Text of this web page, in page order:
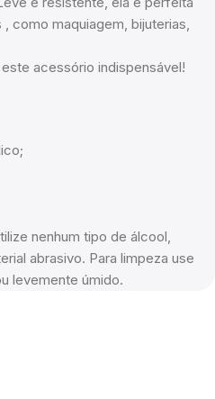
como maquiagem, bijuterias,
acessório indispensável!
nenhum tipo de álcool,
abrasivo. Para limpeza use
levemente úmido.